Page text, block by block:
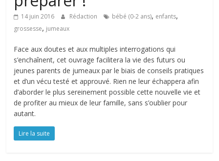
14 juin 2016 Rédaction bébé (0-2 ans), enfants,
grossesse, jumeaux
Face aux doutes et aux multiples interrogations qui
s’enchaînent, cet ouvrage facilitera la vie des futurs ou
jeunes parents de jumeaux par le biais de conseils pratiques
et d’un vécu testé et approuvé. Rien ne leur échappera afin
d’aborder le plus sereinement possible cette nouvelle vie et
de profiter au mieux de leur famille, sans s’oublier pour
autant.
Lire la suite